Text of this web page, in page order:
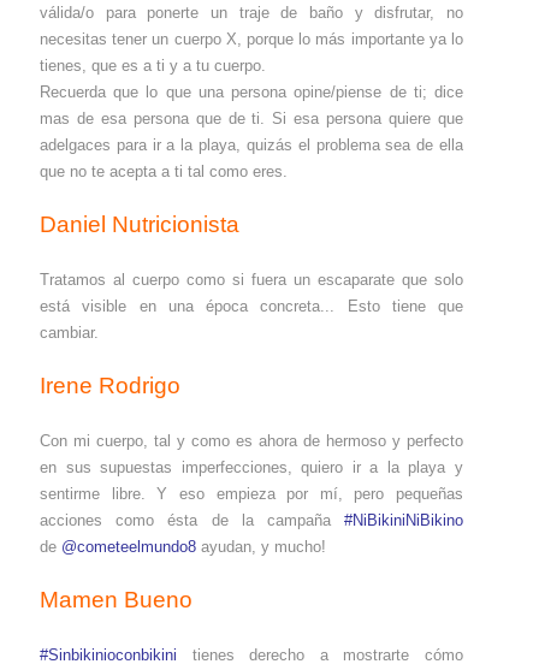
válida/o para ponerte un traje de baño y disfrutar, no
necesitas tener un cuerpo X, porque lo más importante ya lo
tienes, que es a ti y a tu cuerpo.
Recuerda que lo que una persona opine/piense de ti; dice
mas de esa persona que de ti. Si esa persona quiere que
adelgaces para ir a la playa, quizás el problema sea de ella
que no te acepta a ti tal como eres.
Daniel Nutricionista
Tratamos al cuerpo como si fuera un escaparate que solo
está visible en una época concreta... Esto tiene que
cambiar.
Irene Rodrigo
Con mi cuerpo, tal y como es ahora de hermoso y perfecto
en sus supuestas imperfecciones, quiero ir a la playa y
sentirme libre. Y eso empieza por mí, pero pequeñas
acciones como ésta de la campaña #NiBikiniNiBikino
de @cometeelmundo8 ayudan, y mucho!
Mamen Bueno
#Sinbikinioconbikini tienes derecho a mostrarte cómo